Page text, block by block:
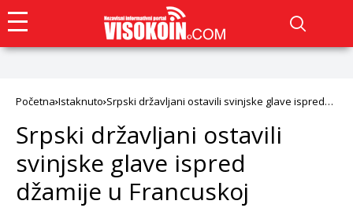
Početna Istaknuto Srpski državljani ostavili svinjske glave ispred
Srpski državljani ostavili
svinjske glave ispred
džamije u Francuskoj